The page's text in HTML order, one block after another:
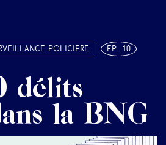
policière ép. 10
délits
la BNG